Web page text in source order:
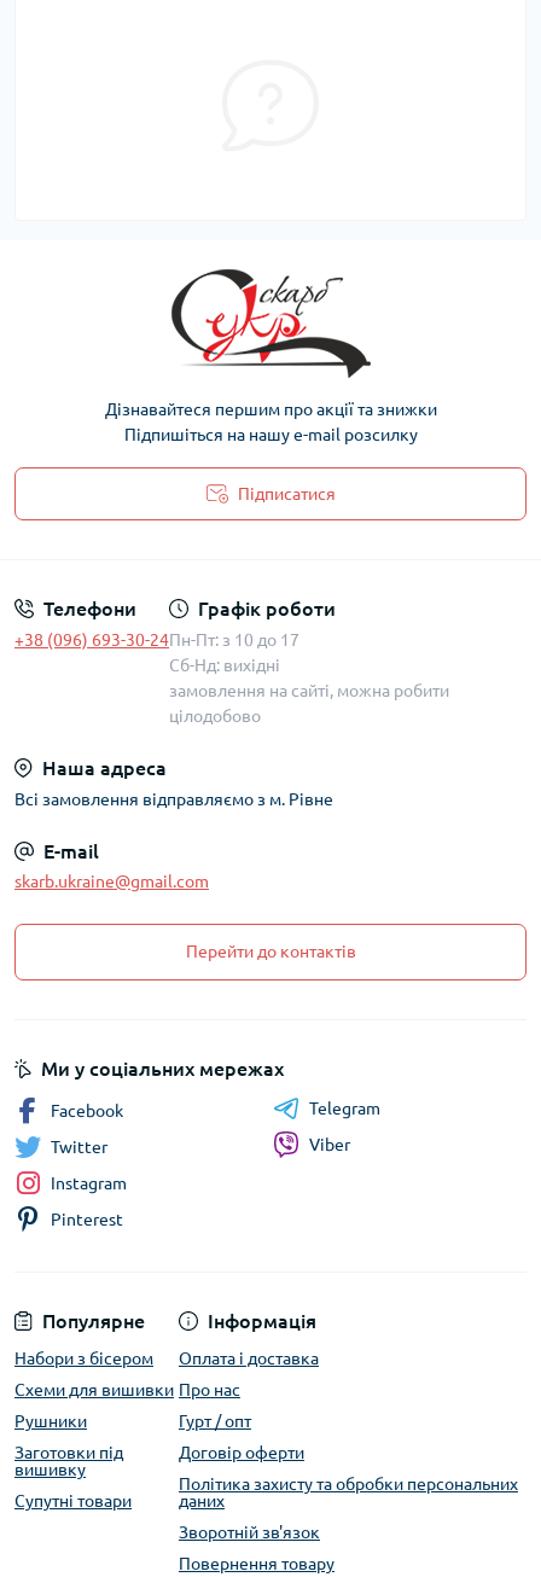
Дізнавайтеся першим про акції та знижки
Підпишіться на нашу e-mail розсилку
Підписатися
Телефони
+38 (096) 693-30-24
Графік роботи
Пн-Пт: з 10 до 17
Сб-Нд: вихідні
замовлення на сайті, можна робити
цілодобово
Наша адреса
Всі замовлення відправляємо з м. Рівне
E-mail
skarb.ukraine@gmail.com
Перейти до контактів
Популярне
Набори з бісером
Схеми для вишивки
Рушники
Заготовки під
вишивку
Супутні товари
Інформація
Оплата і доставка
Про нас
Гурт / опт
Договір оферти
Політика захисту та обробки персональних
даних
Зворотній зв'язок
Повернення товару
Ми у соціальних мережах
Facebook
Twitter
Instagram
Pinterest
Telegram
Viber